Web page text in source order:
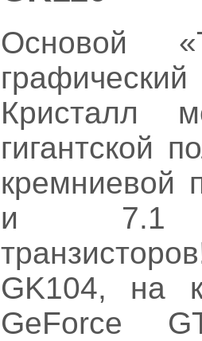
Основой
Кристалл
гигантской
кремниевой
и 7.1
GK104, на
GeForce